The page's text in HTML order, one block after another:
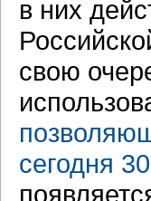
в них
свою
сегодня